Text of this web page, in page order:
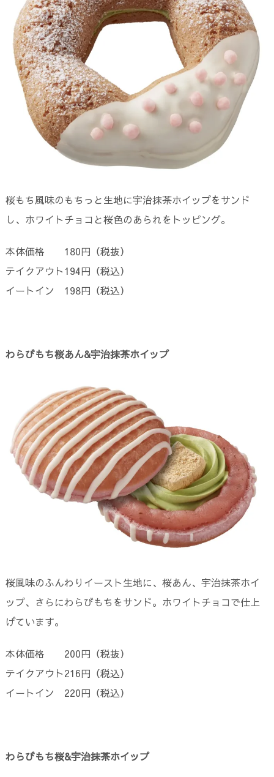
桜もち風味のもちっと生地に宇治抹茶ホイップをサンド
し、ホワイトチョコと桜色のあられをトッピング。
本体価格 180円（税抜）
テイクアウト194円（税込）
イートイン 198円（税込）
わらびもち桜あん&宇治抹茶ホイップ
桜風味のふんわりイースト生地に、桜あん、宇治抹茶ホイ
ップ、さらにわらびもちをサンド。ホワイトチョコで仕上
げています。
本体価格 200円（税抜）
テイクアウト216円（税込）
イートイン 220円（税込）
わらびもち桜&宇治抹茶ホイップ